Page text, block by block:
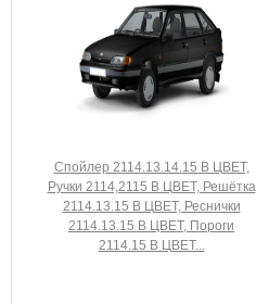
Спойлер 2114.13.14.15 В ЦВЕТ,
Ручки 2114,2115 В ЦВЕТ, Решётка
2114.13.15 В ЦВЕТ, Реснички
2114.13.15 В ЦВЕТ, Пороги
2114.15 В ЦВЕТ...